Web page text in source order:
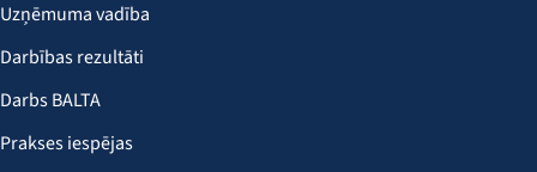
Uzņēmuma vadība
Darbības rezultāti
Darbs BALTA
Prakses iespējas